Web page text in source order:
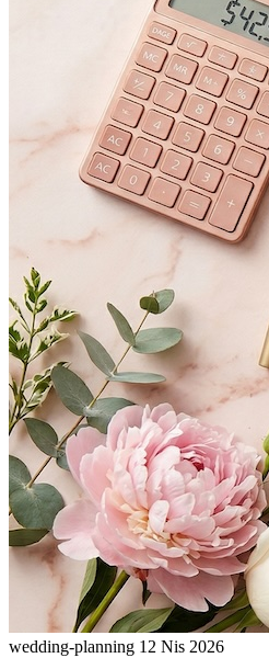
wedding-planning 12 Nis 2026